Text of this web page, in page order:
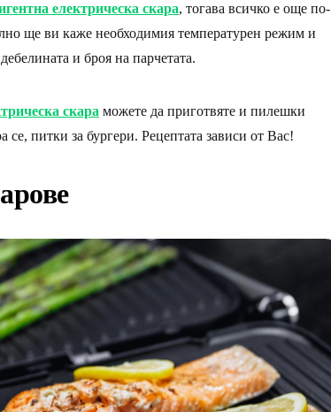
електрическа скара, тогава всичко е още по-
ще ви каже необходимия температурен режим и
и броя на парчетата.
скара можете да приготвяте и пилешки
се, питки за бургери. Рецептата зависи от Вас!